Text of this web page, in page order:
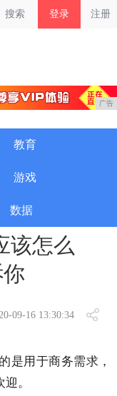
搜索 登录 注册
广告
教育
游戏
数据
该怎么
09-16 13:30:34
是用于商务需求，
。